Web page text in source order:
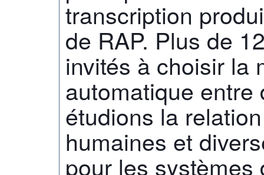
transcription
de RAP. Plus de
invités à choisir la
automatique
étudions la
humaines et
pour les systèmes